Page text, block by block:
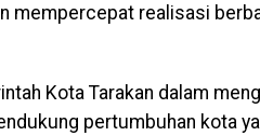
mempercepat realisasi
Kota Tarakan dalam
pertumbuhan kota